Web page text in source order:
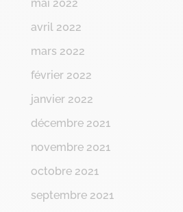
mai 2022
avril 2022
mars 2022
février 2022
janvier 2022
décembre 2021
novembre 2021
octobre 2021
septembre 2021